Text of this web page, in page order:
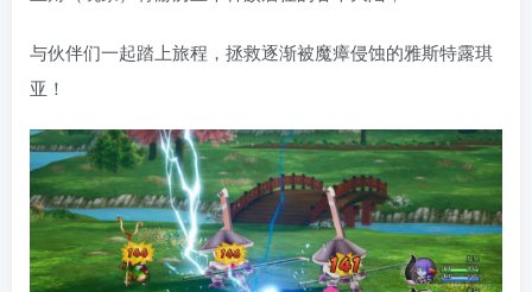
与伙伴们一起踏上旅程，拯救逐渐被魔瘴侵蚀的雅斯特露琪
亚！